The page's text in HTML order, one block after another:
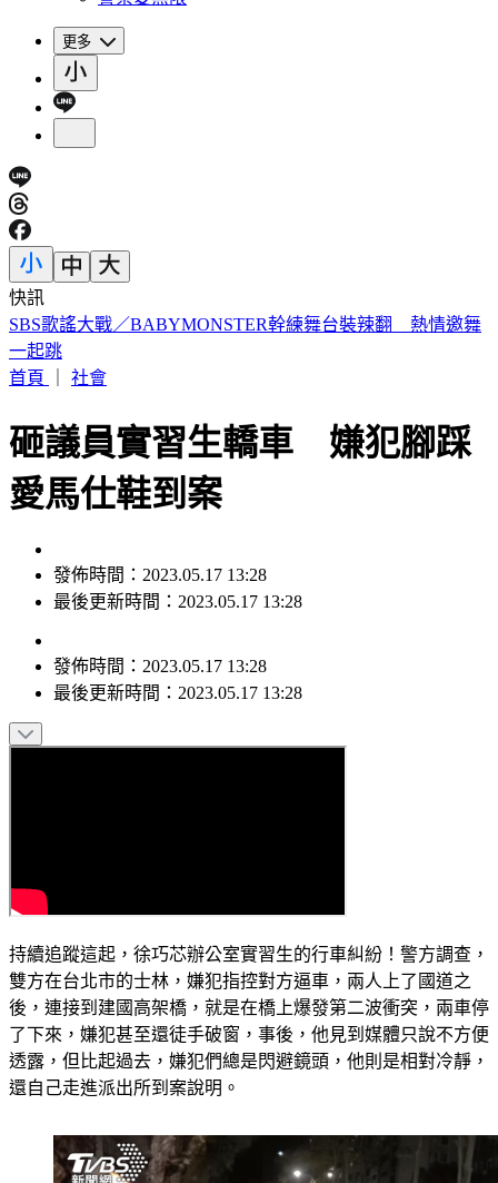
更多
快訊
來辯論啊！鞭刑公投藍白分歧？黃國昌：白委將先4對4辯論
首頁｜
砸議員實習生轎車 嫌犯腳踩
愛馬仕鞋到案
最後更新時間：2023.05.17 13:28
最後更新時間：2023.05.17 13:28
雙方在台北市的士林，嫌犯指控對方逼車，兩人上了國道之
後，連接到建國高架橋，就是在橋上爆發第二波衝突，兩車停
了下來，嫌犯甚至還徒手破窗，事後，他見到媒體只說不方便
透露，但比起過去，嫌犯們總是閃避鏡頭，他則是相對冷靜，
還自己走進派出所到案說明。